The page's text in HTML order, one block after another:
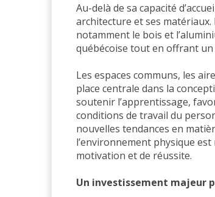
Au-delà de sa capacité
architecture et ses
notamment le bois et
québécoise tout en offrant
Les espaces communs, les
place centrale dans la
soutenir l’apprentissage,
conditions de travail du
nouvelles tendances en
l’environnement physique
motivation et de réussite.
Un investissement majeur